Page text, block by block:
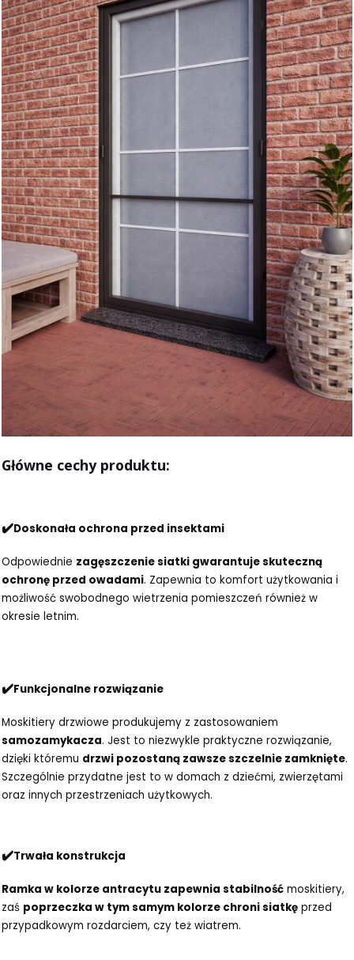
Główne cechy produktu:
✔️Doskonała ochrona przed insektami
Odpowiednie zagęszczenie siatki gwarantuje skuteczną
ochronę przed owadami. Zapewnia to komfort użytkowania i
możliwość swobodnego wietrzenia pomieszczeń również w
okresie letnim.
✔️Funkcjonalne rozwiązanie
Moskitiery drzwiowe produkujemy z zastosowaniem
samozamykacza. Jest to niezwykle praktyczne rozwiązanie,
dzięki któremu drzwi pozostaną zawsze szczelnie zamknięte.
Szczególnie przydatne jest to w domach z dziećmi, zwierzętami
oraz innych przestrzeniach użytkowych.
✔️Trwała konstrukcja
Ramka w kolorze antracytu zapewnia stabilność moskitiery,
zaś poprzeczka w tym samym kolorze chroni siatkę przed
przypadkowym rozdarciem, czy też wiatrem.